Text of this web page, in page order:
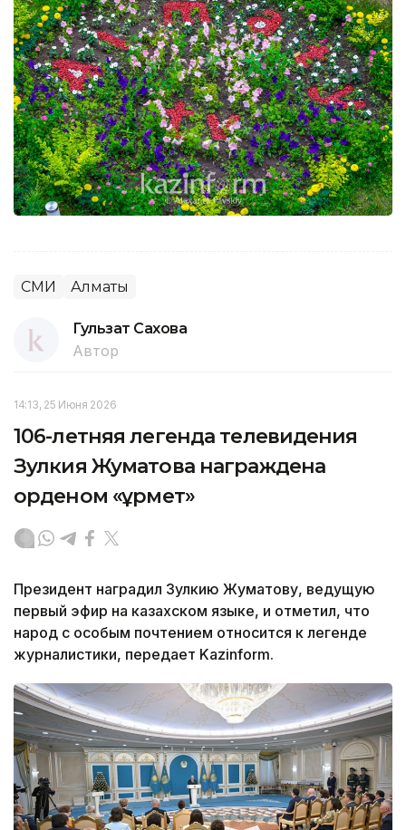
СМИ Алматы
Гульзат Сахова
Автор
14:13, 25 Июня 2026
106-летняя легенда телевидения
Зулкия Жуматова награждена
орденом «Құрмет»
Президент наградил Зулкию Жуматову, ведущую
первый эфир на казахском языке, и отметил, что
народ с особым почтением относится к легенде
журналистики, передает Kazinform.